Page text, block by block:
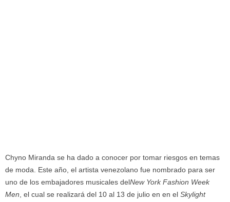
Chyno Miranda se ha dado a conocer por tomar riesgos en temas
de moda. Este año, el artista venezolano fue nombrado para ser
uno de los embajadores musicales delNew York Fashion Week
Men, el cual se realizará del 10 al 13 de julio en en el Skylight